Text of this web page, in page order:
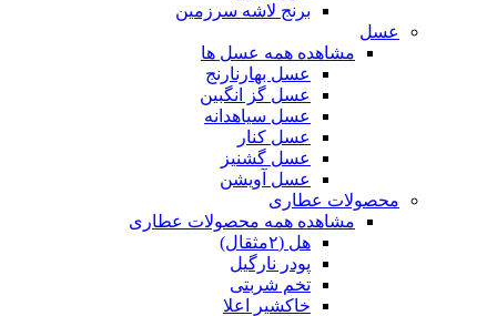
برنج لاشه سرزمین
عسل
مشاهده همه عسل ها
عسل بهارنارنج
عسل گز انگبین
عسل سیاهدانه
عسل کنار
عسل گشنیز
عسل آویشن
محصولات عطاری
مشاهده همه محصولات عطاری
هل (۲مثقال)
پودر نارگیل
تخم شربتی
خاکشیر اعلا